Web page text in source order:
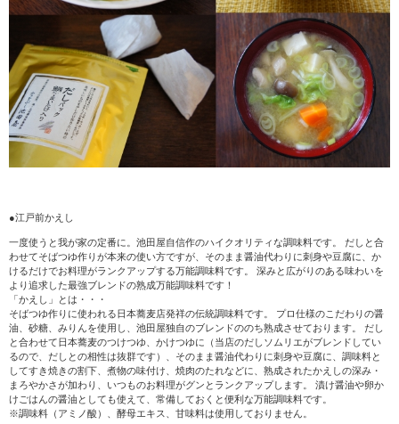
●江戸前かえし
一度使うと我が家の定番に。池田屋自信作のハイクオリティな調味料です。 だしと合
わせてそばつゆ作りが本来の使い方ですが、そのまま醤油代わりに刺身や豆腐に、か
けるだけでお料理がランクアップする万能調味料です。 深みと広がりのある味わいを
より追求した最強ブレンドの熟成万能調味料です！
「かえし」とは・・・
そばつゆ作りに使われる日本蕎麦店発祥の伝統調味料です。 プロ仕様のこだわりの醤
油、砂糖、みりんを使用し、池田屋独自のブレンドののち熟成させております。 だし
と合わせて日本蕎麦のつけつゆ、かけつゆに（当店のだしソムリエがブレンドしてい
るので、だしとの相性は抜群です）、そのまま醤油代わりに刺身や豆腐に、調味料と
してすき焼きの割下、煮物の味付け、焼肉のたれなどに、熟成されたかえしの深み・
まろやかさが加わり、いつものお料理がグンとランクアップします。 漬け醤油や卵か
けごはんの醤油としても使えて、常備しておくと便利な万能調味料です。
※調味料（アミノ酸）、酵母エキス、甘味料は使用しておりません。